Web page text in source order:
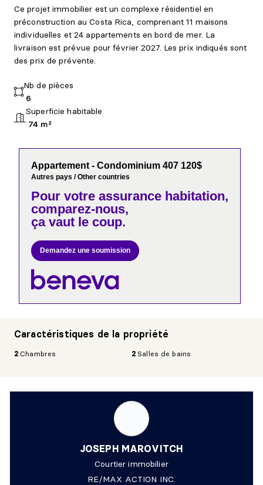
Ce projet immobilier est un complexe résidentiel en
préconstruction au Costa Rica, comprenant 11 maisons
individuelles et 24 appartements en bord de mer. La
livraison est prévue pour février 2027. Les prix indiqués sont
des prix de prévente.
Nb de pièces
6
Superficie habitable
74 m²
Appartement - Condominium 407 120$
Autres pays / Other countries
Pour votre assurance habitation,
comparez-nous,
ça vaut le coup.
Demandez une soumission
Caractéristiques de la propriété
2 Chambres 2 Salles de bains
JOSEPH MAROVITCH
Courtier immobilier
RE/MAX ACTION INC.